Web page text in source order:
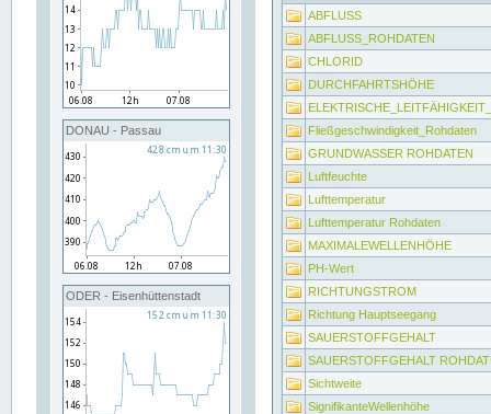
DONAU - Passau
ODER - Eisenhüttenstadt
ABFLUSS
ABFLUSS_ROHDATEN
CHLORID
DURCHFAHRTSHÖHE
Fließgeschwindigkeit_Rohdaten
GRUNDWASSER ROHDATEN
Luftfeuchte
Lufttemperatur
Lufttemperatur Rohdaten
MAXIMALEWELLENHÖHE
PH-Wert
RICHTUNGSTROM
Richtung Hauptseegang
SAUERSTOFFGEHALT
SAUERSTOFFGEHALT
Sichtweite
SignifikanteWellenhöhe